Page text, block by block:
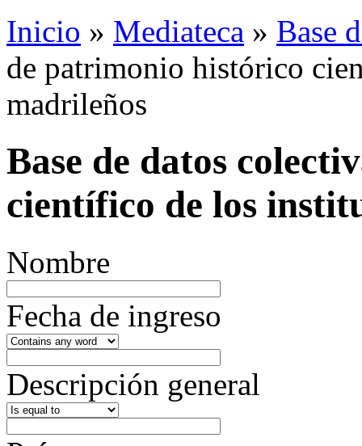
Inicio » Mediateca » Base
de patrimonio histórico
madrileños
Base de datos
científico de los
Nombre
Fecha de ingreso
Descripción general